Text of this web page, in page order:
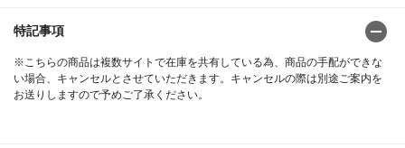
特記事項
※こちらの商品は複数サイトで在庫を共有している為、商品の手配ができな
い場合、キャンセルとさせていただきます。キャンセルの際は別途ご案内を
お送りしますので予めご了承ください。